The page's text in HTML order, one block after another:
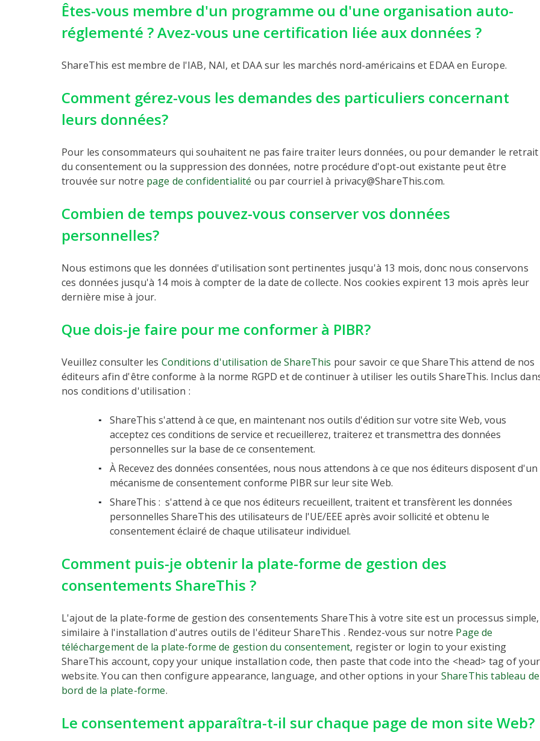
Êtes-vous membre d'un programme ou d'une organisation auto-
réglementé ? Avez-vous une certification liée aux données ?
ShareThis est membre de l'IAB, NAI, et DAA sur les marchés nord-américains et EDAA en Europe.
Comment gérez-vous les demandes des particuliers concernant
leurs données?
Pour les consommateurs qui souhaitent ne pas faire traiter leurs données, ou pour demander le retrait
du consentement ou la suppression des données, notre procédure d'opt-out existante peut être
trouvée sur notre page de confidentialité ou par courriel à privacy@ShareThis.com.
Combien de temps pouvez-vous conserver vos données
personnelles?
Nous estimons que les données d'utilisation sont pertinentes jusqu'à 13 mois, donc nous conservons
ces données jusqu'à 14 mois à compter de la date de collecte. Nos cookies expirent 13 mois après leur
dernière mise à jour.
Que dois-je faire pour me conformer à PIBR?
Veuillez consulter les Conditions d'utilisation de ShareThis pour savoir ce que ShareThis attend de nos
éditeurs afin d'être conforme à la norme RGPD et de continuer à utiliser les outils ShareThis. Inclus
nos conditions d'utilisation :
ShareThis s'attend à ce que, en maintenant nos outils d'édition sur votre site Web, vous
acceptez ces conditions de service et recueillerez, traiterez et transmettra des données
personnelles sur la base de ce consentement.
À Recevez des données consentées, nous nous attendons à ce que nos éditeurs disposent d'un
mécanisme de consentement conforme PIBR sur leur site Web.
ShareThis : s'attend à ce que nos éditeurs recueillent, traitent et transfèrent les données
personnelles ShareThis des utilisateurs de l'UE/EEE après avoir sollicité et obtenu le
consentement éclairé de chaque utilisateur individuel.
Comment puis-je obtenir la plate-forme de gestion des
consentements ShareThis ?
L'ajout de la plate-forme de gestion des consentements ShareThis à votre site est un processus simple,
similaire à l'installation d'autres outils de l'éditeur ShareThis . Rendez-vous sur notre Page de
téléchargement de la plate-forme de gestion du consentement, register or login to your existing
ShareThis account, copy your unique installation code, then paste that code into the <head> tag of your
website. You can then configure appearance, language, and other options in your ShareThis tableau de
bord de la plate-forme.
Le consentement apparaîtra-t-il sur chaque page de mon site Web?